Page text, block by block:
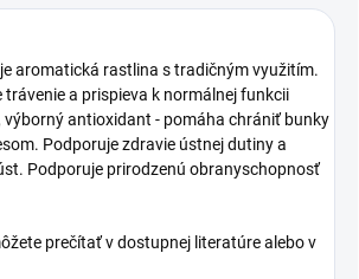
aromatická rastlina s tradičným využitím.
trávenie a prispieva k normálnej funkcii
antioxidant - pomáha chrániť bunky
Podporuje zdravie ústnej dutiny a
Podporuje prirodzenú obranyschopnosť
prečítať v dostupnej literatúre alebo v